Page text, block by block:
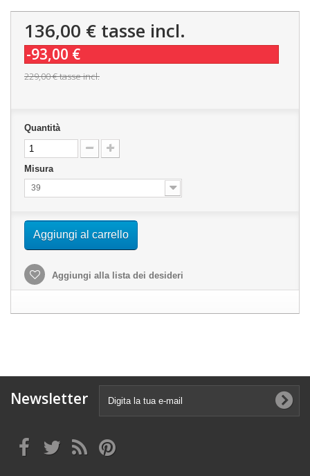
136,00 € tasse incl.
-93,00 €
229,00 €tasse incl.
Quantità
Misura
39
Aggiungi al carrello
Aggiungi alla lista dei desideri
Newsletter